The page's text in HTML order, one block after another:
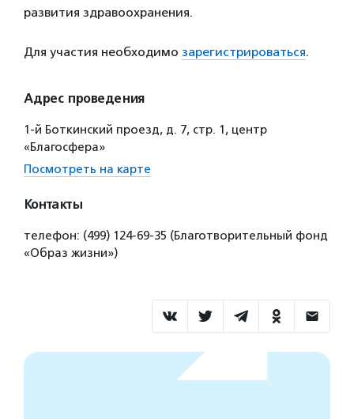
развития здравоохранения.
Для участия необходимо зарегистрироваться.
Адрес проведения
1-й Боткинский проезд, д. 7, стр. 1, центр
«Благосфера»
Посмотреть на карте
Контакты
телефон: (499) 124‑69-35 (Благотворительный фонд
«Образ жизни»)